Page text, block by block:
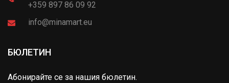
+359 897 86 09 92
info@minamart.eu
БЮЛЕТИН
Абонирайте се за нашия бюлетин.